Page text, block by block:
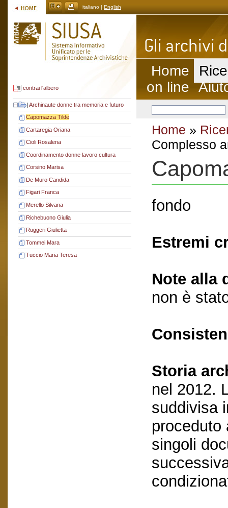
italiano | English
contrai l'albero
| Archinaute donne tra memoria e futuro
Capomazza Tilde
Cartaregia Oriana
Cioli Rosalena
Coordinamento donne lavoro cultura
Corsino Marisa
De Muro Candida
Figari Franca
Merello Silvana
Richebuono Giulia
Ruggeri Giulietta
Tommei Mara
Tuccio Maria Teresa
Home
on line
Home »
Complesso
fondo
Estremi
Note alla
non è
Storia
nel 2012.
suddivisa
proceduto
singoli